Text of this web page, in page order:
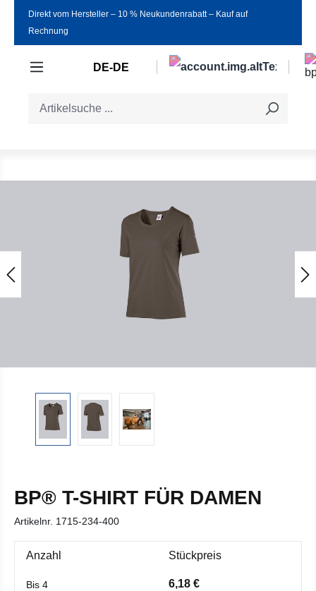
Zum Hauptinhalt springen
Direkt vom Hersteller ‒ 10 % Neukundenrabatt ‒ Kauf auf
Rechnung
DE-DE
BP® T-SHIRT FÜR DAMEN
Artikelnr. 1715-234-400
Anzahl Stückpreis
Bis 4 6,18 €